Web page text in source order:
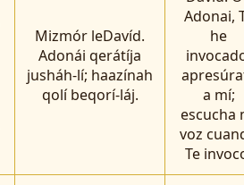
Mizmór leDavíd.
Adonái qerátíja
jusháh-lí; haazínah
qolí beqorí-láj.
Adonai,
he
a mí;
escucha
voz
Te